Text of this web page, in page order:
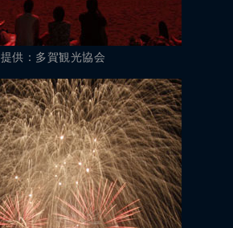
提供：多賀観光協会